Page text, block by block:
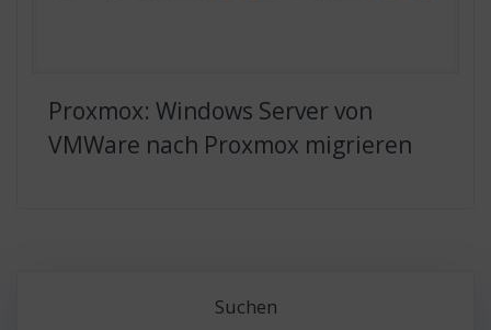
Proxmox: Windows Server von
VMWare nach Proxmox migrieren
Suchen